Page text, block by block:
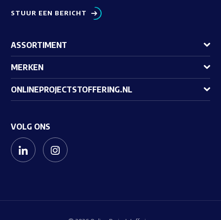
STUUR EEN BERICHT
ASSORTIMENT
MERKEN
ONLINEPROJECTSTOFFERING.NL
VOLG ONS